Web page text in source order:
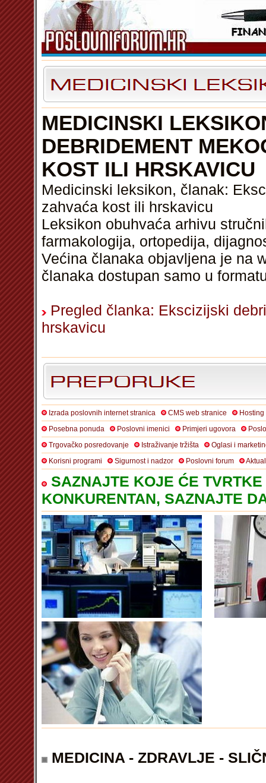
MEDICINSKI
DEBRIDEMENT
KOST ILI HRSKAVICU
Medicinski leksikon, članak:
zahvaća kost ili hrskavicu
Leksikon obuhvaća arhivu
farmakologija, ortopedija,
Većina članaka objavljena je na
članaka dostupan samo u
Pregled članka: Ekscizijski
hrskavicu
Izrada poslovnih internet stranica CMS web stranice
Posebna ponuda
Poslovni imenici Primjeri ugovora
Trgovačko posredovanje
Istraživanje tržišta
Oglasi i
Korisni programi
Sigurnost i nadzor Poslovni forum
SAZNAJTE KOJE ĆE
KONKURENTAN, SAZNAJTE
MEDICINA - ZDRAVLJE -